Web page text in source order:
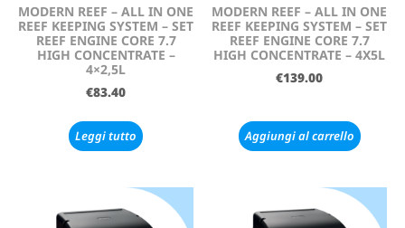
MODERN REEF – ALL IN ONE
REEF KEEPING SYSTEM – SET
REEF ENGINE CORE 7.7
HIGH CONCENTRATE –
4×2,5L
€83.40
Leggi tutto
MODERN REEF – ALL IN ONE
REEF KEEPING SYSTEM – SET
REEF ENGINE CORE 7.7
HIGH CONCENTRATE – 4X5L
€139.00
Aggiungi al carrello